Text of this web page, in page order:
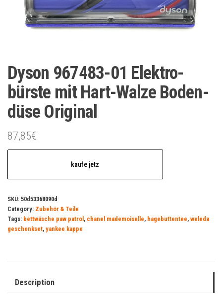
Dyson 967483-01 Elektro-
bürste mit Hart-Walze Boden-
düse Original
87,85€
kaufe jetz
SKU: 50d53368090d
Category: Zubehör & Teile
Tags: bettwäsche paw patrol , chanel mademoiselle, hagebuttentee, weleda
geschenkset, yankee kappe
Description